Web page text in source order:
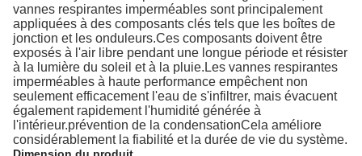
vannes respirantes imperméables sont principalement
appliquées à des composants clés tels que les boîtes de
jonction et les onduleurs.Ces composants doivent être
exposés à l'air libre pendant une longue période et résister
à la lumière du soleil et à la pluie.Les vannes respirantes
imperméables à haute performance empêchent non
seulement efficacement l'eau de s'infiltrer, mais évacuent
également rapidement l'humidité générée à
l'intérieur.prévention de la condensationCela améliore
considérablement la fiabilité et la durée de vie du système.